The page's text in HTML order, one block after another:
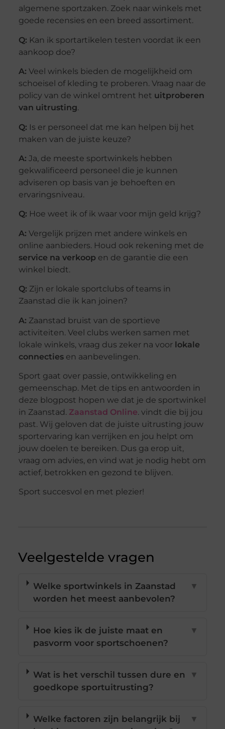
algemene sportzaken. Zoek naar winkels met
goede recensies en een breed assortiment.
Q: Kan ik sportartikelen testen voordat ik een
aankoop doe?
A: Veel winkels bieden de mogelijkheid om
schoeisel of kleding te proberen. Vraag naar de
policy van de winkel omtrent het uitproberen
van uitrusting.
Q: Is er personeel dat me kan helpen bij het
maken van de juiste keuze?
A: Ja, de meeste sportwinkels hebben
gekwalificeerd personeel die je kunnen
adviseren op basis van je behoeften en
ervaringsniveau.
Q: Hoe weet ik of ik waar voor mijn geld krijg?
A: Vergelijk prijzen met andere winkels en
online aanbieders. Houd ook rekening met de
service na verkoop en de garantie die een
winkel biedt.
Q: Zijn er lokale sportclubs of teams in
Zaanstad die ik kan joinen?
A: Zaanstad bruist van de sportieve
activiteiten. Veel clubs werken samen met
lokale winkels, vraag dus zeker na voor lokale
connectiesen aanbevelingen.
Sport gaat over passie, ontwikkeling en
gemeenschap. Met de tips en antwoorden in
deze blogpost hopen we dat je de sportwinkel
in Zaanstad. Zaanstad Online. vindt die bij jou
past. Wij geloven dat de juiste uitrusting jouw
sportervaring kan verrijken en jou helpt om
jouw doelen te bereiken. Dus ga erop uit,
vraag om advies, en vind wat je nodig hebt om
actief, betrokken en gezond te blijven.
Sport succesvol en met plezier!
Veelgestelde vragen
Welke sportwinkels in Zaanstad
worden het meest aanbevolen?
▼
Hoe kies ik de juiste maat en
pasvorm voor sportschoenen?
▼
Wat is het verschil tussen dure en
goedkope sportuitrusting?
▼
Welke factoren zijn belangrijk bij
▼